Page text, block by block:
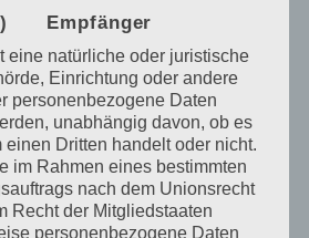
Daten über die
sind. Ferner berichtigt
Verarbeitung Verantwortliche
Daten auf Wunsch oder Hinweis
Person, soweit dem keine
Aufbewahrungspflichten
Gesamtheit der Mitarbeiter des
Verantwortlichen stehen der
in diesem Zusammenhang als
Empfänger
eine natürliche oder juristische
Einrichtung oder andere
personenbezogene Daten
unabhängig davon, ob es
einen Dritten handelt oder nicht.
im Rahmen eines bestimmten
nach dem Unionsrecht
Recht der Mitgliedstaaten
personenbezogene Daten